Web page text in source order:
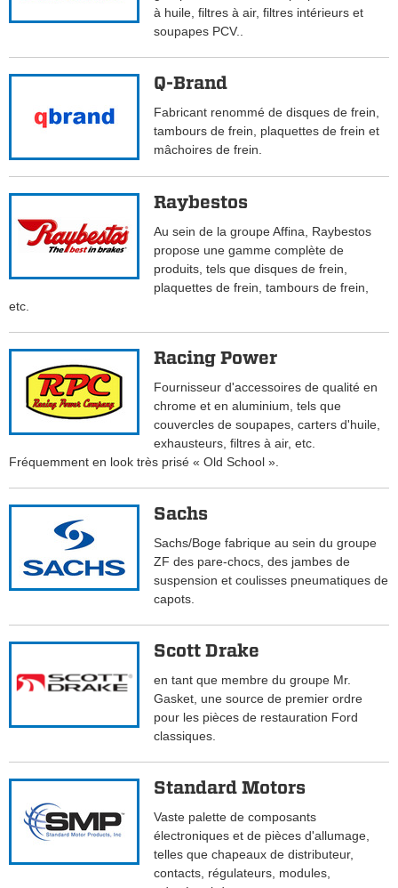
à huile, filtres à air, filtres intérieurs et
soupapes PCV..
Q-Brand
Fabricant renommé de disques de frein,
tambours de frein, plaquettes de frein et
mâchoires de frein.
Raybestos
Au sein de la groupe Affina, Raybestos
propose une gamme complète de
produits, tels que disques de frein,
plaquettes de frein, tambours de frein,
etc.
Racing Power
Fournisseur d'accessoires de qualité en
chrome et en aluminium, tels que
couvercles de soupapes, carters d'huile,
exhausteurs, filtres à air, etc.
Fréquemment en look très prisé « Old School ».
Sachs
Sachs/Boge fabrique au sein du groupe
ZF des pare-chocs, des jambes de
suspension et coulisses pneumatiques de
capots.
Scott Drake
en tant que membre du groupe Mr.
Gasket, une source de premier ordre
pour les pièces de restauration Ford
classiques.
Standard Motors
Vaste palette de composants
électroniques et de pièces d'allumage,
telles que chapeaux de distributeur,
contacts, régulateurs, modules,